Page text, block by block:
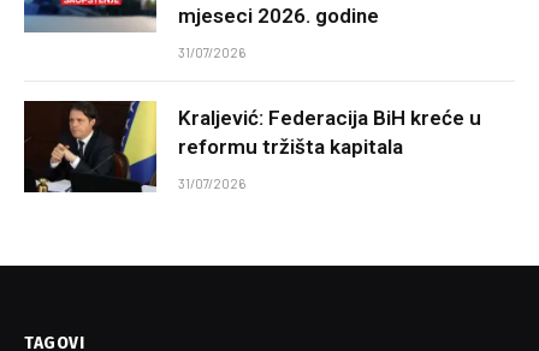
mjeseci 2026. godine
31/07/2026
Kraljević: Federacija BiH kreće u
reformu tržišta kapitala
31/07/2026
TAGOVI